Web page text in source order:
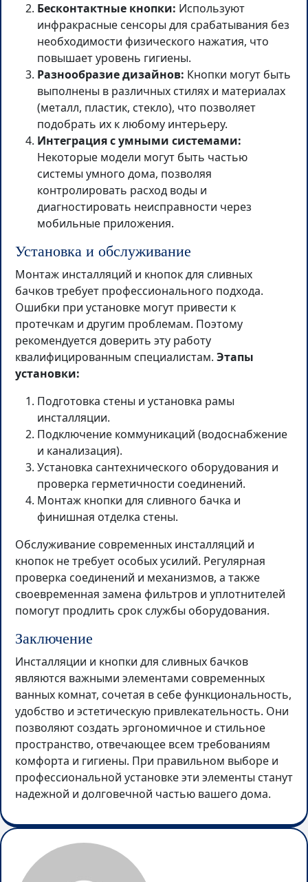
Бесконтактные кнопки: Используют
инфракрасные сенсоры для срабатывания без
необходимости физического нажатия, что
повышает уровень гигиены.
Разнообразие дизайнов: Кнопки могут быть
выполнены в различных стилях и материалах
(металл, пластик, стекло), что позволяет
подобрать их к любому интерьеру.
Интеграция с умными системами:
Некоторые модели могут быть частью
системы умного дома, позволяя
контролировать расход воды и
диагностировать неисправности через
мобильные приложения.
Установка и обслуживание
Монтаж инсталляций и кнопок для сливных
бачков требует профессионального подхода.
Ошибки при установке могут привести к
протечкам и другим проблемам. Поэтому
рекомендуется доверить эту работу
квалифицированным специалистам. Этапы
установки:
Подготовка стены и установка рамы
инсталляции.
Подключение коммуникаций (водоснабжение
и канализация).
Установка сантехнического оборудования и
проверка герметичности соединений.
Монтаж кнопки для сливного бачка и
финишная отделка стены.
Обслуживание современных инсталляций и
кнопок не требует особых усилий. Регулярная
проверка соединений и механизмов, а также
своевременная замена фильтров и уплотнителей
помогут продлить срок службы оборудования.
Заключение
Инсталляции и кнопки для сливных бачков
являются важными элементами современных
ванных комнат, сочетая в себе функциональность,
удобство и эстетическую привлекательность. Они
позволяют создать эргономичное и стильное
пространство, отвечающее всем требованиям
комфорта и гигиены. При правильном выборе и
профессиональной установке эти элементы станут
надежной и долговечной частью вашего дома.